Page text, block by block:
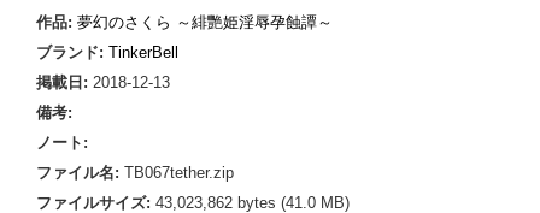
作品: 夢幻のさくら ～緋艷姫淫辱孕蝕譚～
ブランド: TinkerBell
掲載日: 2018-12-13
備考:
ノート:
ファイル名: TB067tether.zip
ファイルサイズ: 43,023,862 bytes (41.0 MB)